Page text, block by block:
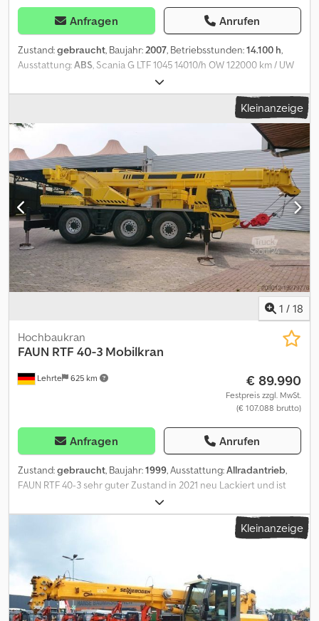
dar.
Anfragen Anrufen
Zustand:gebraucht, Baujahr:2007, Betriebsstunden:14.100 h,
Ausstattung:ABS, Scania G LTF 1045 14010/h OW 122000 km / UW
35 Meter Mast sehr guter ROSTFREIER Zustand 2te Hand kein
Reparaturstau große Inspektion in 12/2023 OW Prüfung 23.05.2024
alle Prüfungen können zur Übergabe neu gemacht werden Seil
aus 2024 alles trocken OW Klima UW Klima UW Bett Reifen 85%
Bremsen neu / Kupplung neu / Cjder Icl Depfx Acajha bei uns im
Einsatz Bilder sind aus 2024 Irrtümer oder Druckfehler nicht
ausgeschlossen
Kleinanzeige
1 / 18
Lehrte 625 km
Hochbaukran
FAUN RTF 40-3 Mobilkran
€ 89.990
Festpreis zzgl. MwSt.
(€ 107.088 brutto)
Anfragen Anrufen
Zustand:gebraucht, Baujahr:1999, Ausstattung:Allradantrieb,
FAUN RTF 40-3 sehr guter Zustand in 2021 neu Lackiert und ist
bei uns im Einsatz Inzahlungnahme unter Umständen denkbar /
LFBK / Brillen Fzg. / AWU APU / VSN / GDV Listungsfähig Csdpfx
Kleinanzeige